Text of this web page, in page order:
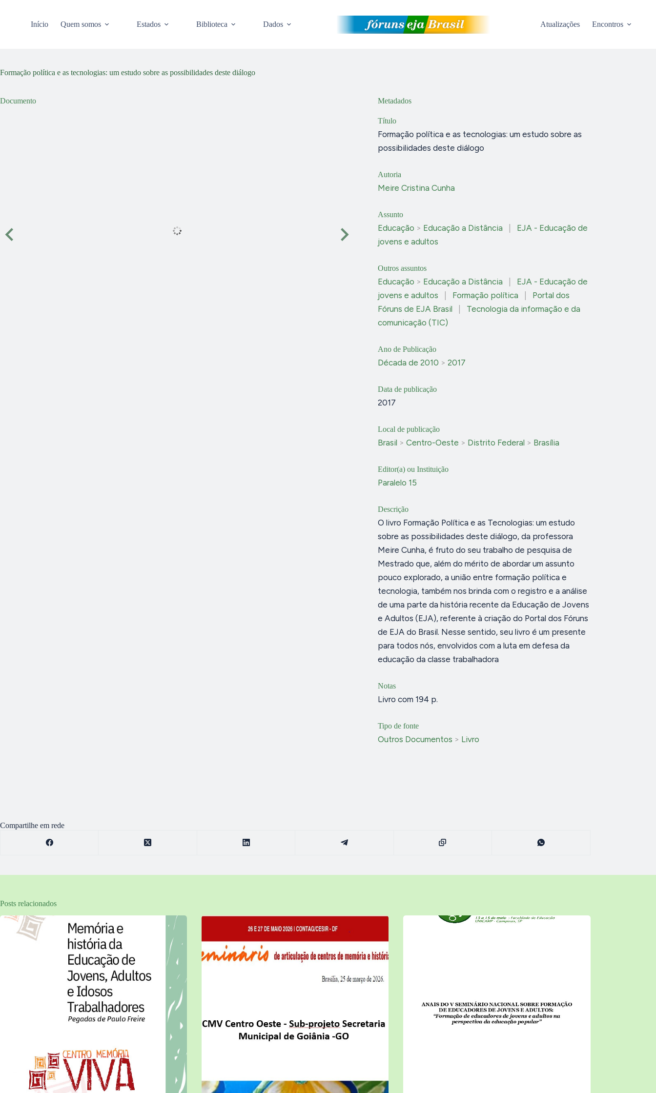
Início Quem somos Estados Biblioteca Dados Atualizações Encontros
Formação política e as tecnologias: um estudo sobre as possibilidades deste diálogo
Documento Metadados
Título
Formação política e as tecnologias: um estudo sobre as
possibilidades deste diálogo
Autoria
Meire Cristina Cunha
Assunto
Educação > Educação a Distância
EJA - Educação de
jovens e adultos
Outros assuntos
Educação > Educação a Distância
EJA - Educação de
jovens e adultos
Formação política
Portal dos
Fóruns de EJA Brasil
Tecnologia da informação e da
comunicação (TIC)
Ano de Publicação
Década de 2010 > 2017
Data de publicação
2017
Local de publicação
Brasil > Centro-Oeste > Distrito Federal > Brasília
Editor(a) ou Instituição
Paralelo 15
Descrição
O livro Formação Política e as Tecnologias: um estudo
sobre as possibilidades deste diálogo, da professora
Meire Cunha, é fruto do seu trabalho de pesquisa de
Mestrado que, além do mérito de abordar um assunto
pouco explorado, a união entre formação política e
tecnologia, também nos brinda com o registro e a análise
de uma parte da história recente da Educação de Jovens
e Adultos (EJA), referente à criação do Portal dos Fóruns
de EJA do Brasil. Nesse sentido, seu livro é um presente
para todos nós, envolvidos com a luta em defesa da
educação da classe trabalhadora
Notas
Livro com 194 p.
Tipo de fonte
Outros Documentos > Livro
Compartilhe em rede
Posts relacionados